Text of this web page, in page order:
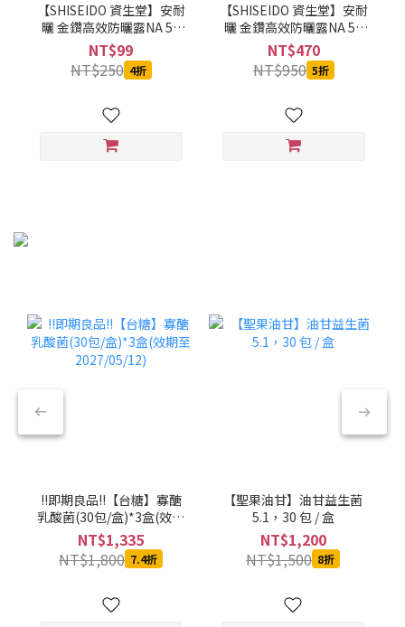
【SHISEIDO 資生堂】安耐
曬 金鑽高效防曬露NA 5X
版 12ml-專櫃公司貨(預購
品)
NT$99
NT$250 4折
【SHISEIDO 資生堂】安耐
曬 金鑽高效防曬露NA 5X
版 60ml-公司貨(預購品)
NT$470
NT$950 5折
!!即期良品!!【台糖】寡醣
乳酸菌(30包/盒)*3盒(效期
至2027/05/12)
NT$1,335
NT$1,800 7.4折
【聖果油甘】油甘益生菌
5.1，30 包 / 盒
NT$1,200
NT$1,500 8折